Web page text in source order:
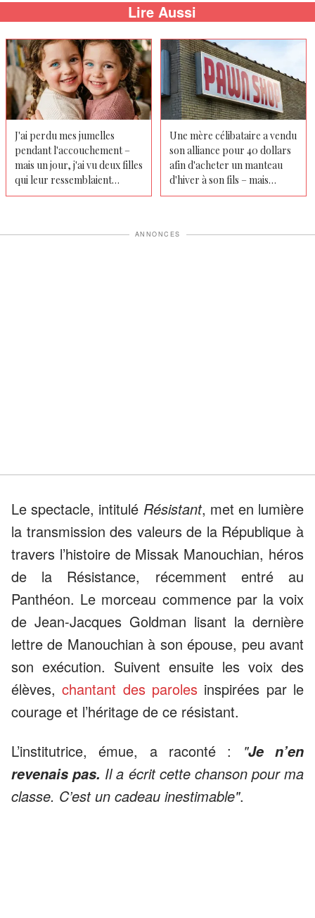
Lire Aussi
J'ai perdu mes jumelles
pendant l'accouchement –
mais un jour, j'ai vu deux filles
qui leur ressemblaient
exactement dans une crèche
Une mère célibataire a vendu
son alliance pour 40 dollars
afin d'acheter un manteau
d'hiver à son fils – mais
lorsqu'elle a fouillé dans la
ANNONCES
Le spectacle, intitulé Résistant, met en lumière
la transmission des valeurs de la République à
travers l’histoire de Missak Manouchian, héros
de la Résistance, récemment entré au
Panthéon. Le morceau commence par la voix
de Jean-Jacques Goldman lisant la dernière
lettre de Manouchian à son épouse, peu avant
son exécution. Suivent ensuite les voix des
élèves,chantant des paroles inspirées par le
courage et l’héritage de ce résistant.
L’institutrice, émue, a raconté : "Je n’en
revenais pas. Il a écrit cette chanson pour ma
classe. C’est un cadeau inestimable".